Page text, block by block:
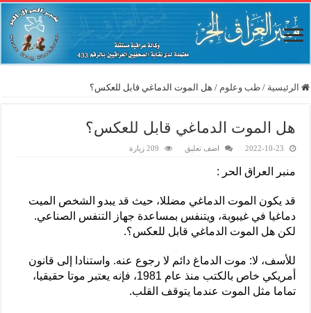
الرئيسية / طب وعلوم / هل الموت الدماغي قابل للعكس؟
هل الموت الدماغي قابل للعكس؟
2022-10-23 اضف تعليق 209 زيارة
منبر العراق الحر :
قد يكون الموت الدماغي مضللا، حيث قد يبدو الشخص الميت
دماغيا في غيبوبة، ويتنفس بمساعدة جهاز التنفس الصناعي.
لكن هل الموت الدماغي قابل للعكس؟.
للأسف، لا: موت الدماغ دائم لا رجوع عنه. واستنادا إلى قانون
أمريكي خاص بالكتب منذ عام 1981، فإنه يعتبر موتا حقيقيا،
تماما مثل الموت عندما يتوقف القلب.